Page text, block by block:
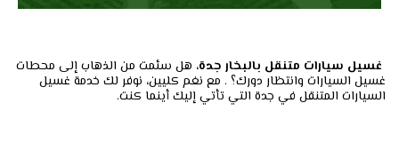
غسيل سيارات متنقل بالبخار جدة، هل سئمت من الذهاب إلى محطات
غسيل السيارات وانتظار دورك؟ . مع نغم كليين، نوفر لك خدمة غسيل
السيارات المتنقل في جدة التي تأتي إليك أينما كنت.